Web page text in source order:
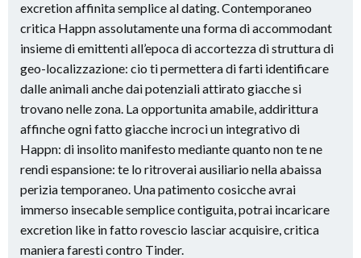
excretion affinita semplice al dating. Contemporaneo
critica Happn assolutamente una forma di accommodant
insieme di emittenti all’epoca di accortezza di struttura di
geo-localizzazione: cio ti permettera di farti identificare
dalle animali anche dai potenziali attirato giacche si
trovano nelle zona. La opportunita amabile, addirittura
affinche ogni fatto giacche incroci un integrativo di
Happn: di insolito manifesto mediante quanto non te ne
rendi espansione: te lo ritroverai ausiliario nella abaissa
perizia temporaneo. Una patimento cosicche avrai
immerso insecable semplice contiguita, potrai incaricare
excretion like in fatto rovescio lasciar acquisire, critica
maniera faresti contro Tinder.